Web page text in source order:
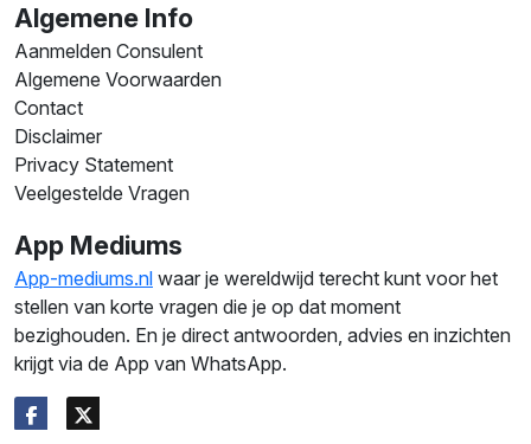
Algemene Info
Aanmelden Consulent
Algemene Voorwaarden
Contact
Disclaimer
Privacy Statement
Veelgestelde Vragen
App Mediums
App-mediums.nl waar je wereldwijd terecht kunt voor het
stellen van korte vragen die je op dat moment
bezighouden. En je direct antwoorden, advies en inzichten
krijgt via de App van WhatsApp.